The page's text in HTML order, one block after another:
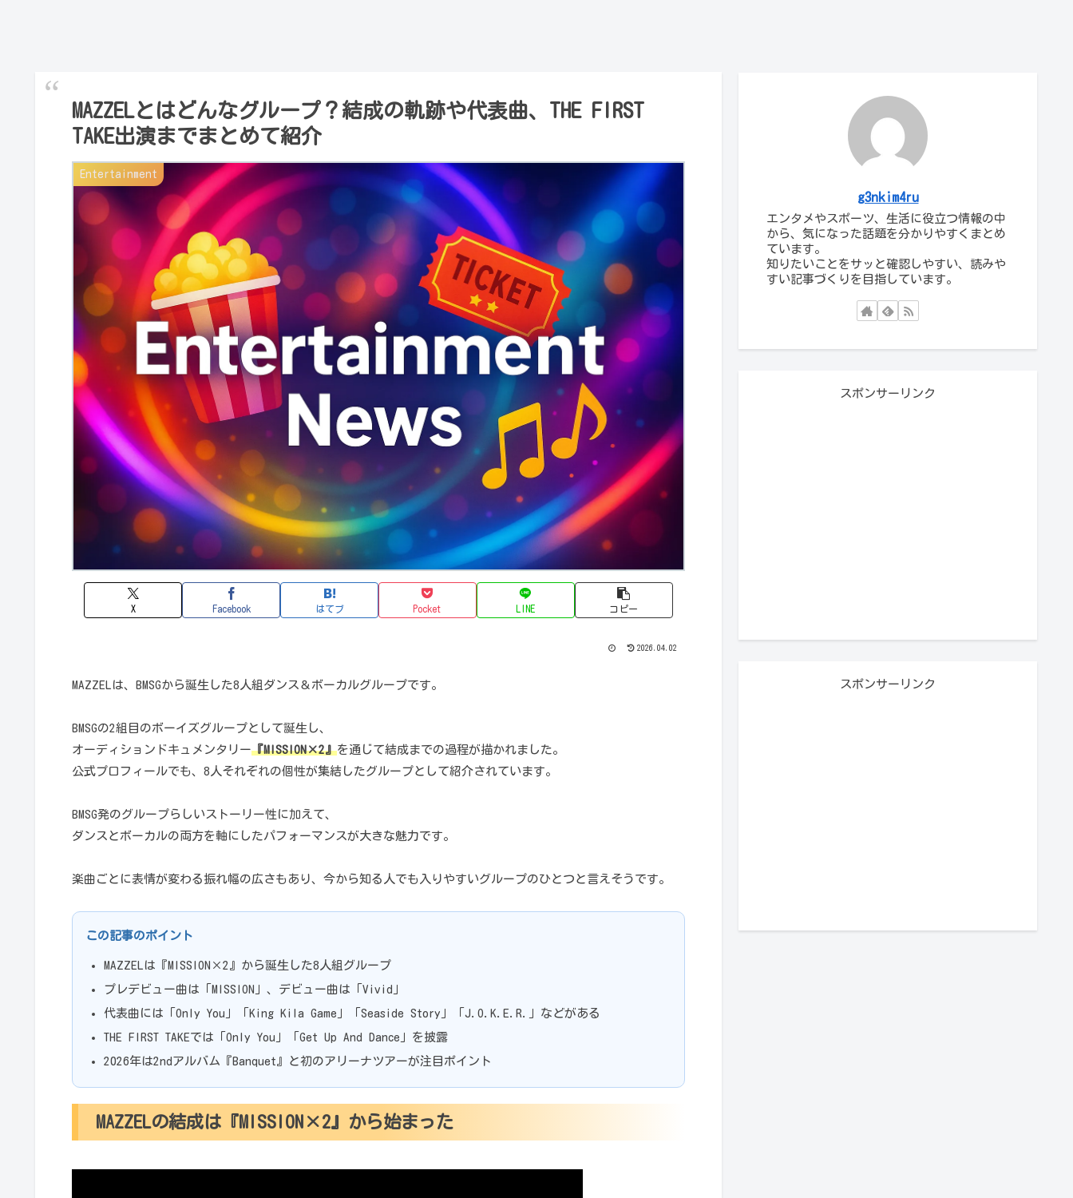
MAZZELとはどんなグループ？結成の軌跡や代表曲、THE FIRST
TAKE出演までまとめて紹介
Entertainment
X Facebook はてブ Pocket LINE コピー
2026.04.02
MAZZELは、BMSGから誕生した8人組ダンス＆ボーカルグループです。
BMSGの2組目のボーイズグループとして誕生し、
オーディションドキュメンタリー『MISSION×2』を通じて結成までの過程が描かれました。
公式プロフィールでも、8人それぞれの個性が集結したグループとして紹介されています。
BMSG発のグループらしいストーリー性に加えて、
ダンスとボーカルの両方を軸にしたパフォーマンスが大きな魅力です。
楽曲ごとに表情が変わる振れ幅の広さもあり、今から知る人でも入りやすいグループのひとつと言えそうです。
この記事のポイント
MAZZELは『MISSION×2』から誕生した8人組グループ
プレデビュー曲は「MISSION」、デビュー曲は「Vivid」
代表曲には「Only You」「King Kila Game」「Seaside Story」「J.O.K.E.R.」などがある
THE FIRST TAKEでは「Only You」「Get Up And Dance」を披露
2026年は2ndアルバム『Banquet』と初のアリーナツアーが注目ポイント
MAZZELの結成は『MISSION×2』から始まった
g3nkim4ru
エンタメやスポーツ、生活に役立つ情報の中
から、気になった話題を分かりやすくまとめ
ています。
知りたいことをサッと確認しやすい、読みや
すい記事づくりを目指しています。
スポンサーリンク
スポンサーリンク